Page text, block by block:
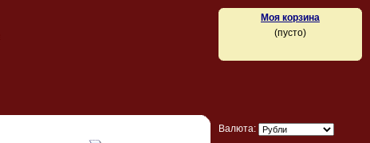
Моя корзина
(пусто)
Валюта: